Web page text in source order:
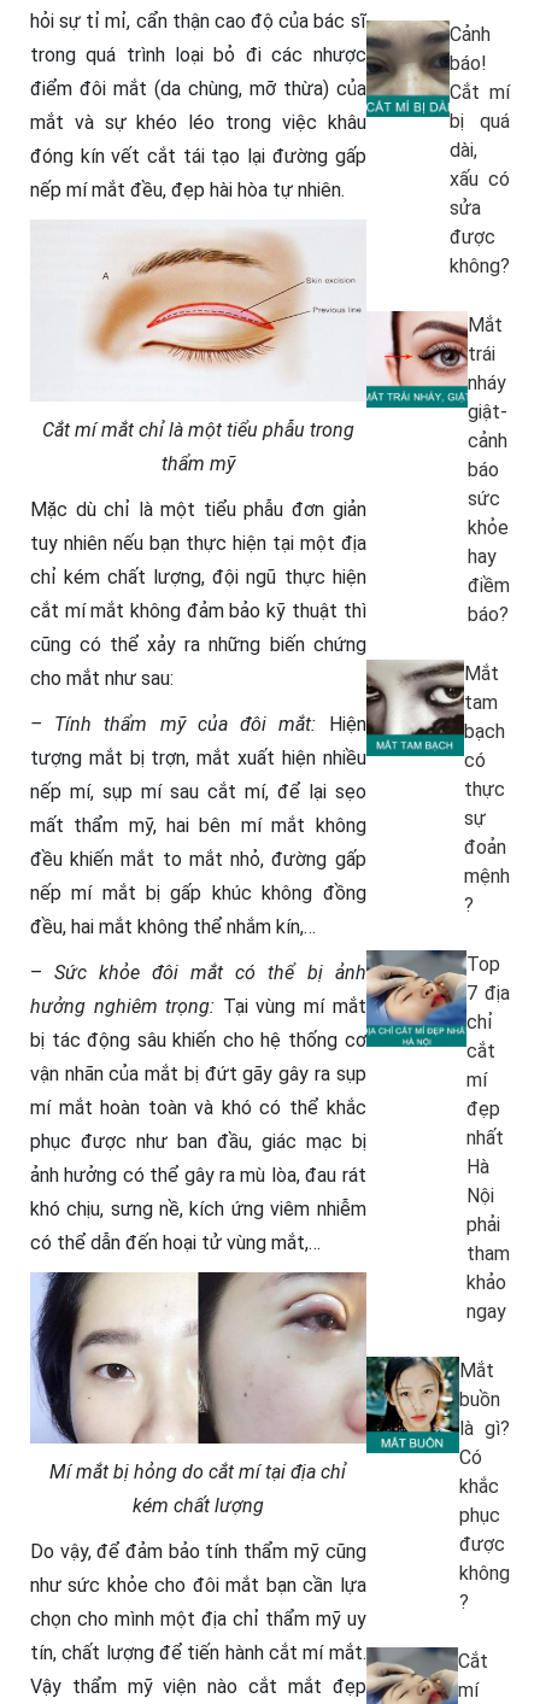
hỏi sự tỉ mỉ, cẩn thận cao độ của bác sĩ
trong quá trình loại bỏ đi các nhược
điểm đôi mắt (da chùng, mỡ thừa) của
mắt và sự khéo léo trong việc khâu
đóng kín vết cắt tái tạo lại đường gấp
nếp mí mắt đều, đẹp hài hòa tự nhiên.
Cắt mí mắt chỉ là một tiểu phẫu trong
thẩm mỹ
Mặc dù chỉ là một tiểu phẫu đơn giản
tuy nhiên nếu bạn thực hiện tại một địa
chỉ kém chất lượng, đội ngũ thực hiện
cắt mí mắt không đảm bảo kỹ thuật thì
cũng có thể xảy ra những biến chứng
cho mắt như sau:
– Tính thẩm mỹ của đôi mắt: Hiện
tượng mắt bị trợn, mắt xuất hiện nhiều
nếp mí, sụp mí sau cắt mí, để lại sẹo
mất thẩm mỹ, hai bên mí mắt không
đều khiến mắt to mắt nhỏ, đường gấp
nếp mí mắt bị gấp khúc không đồng
đều, hai mắt không thể nhắm kín,…
–Sức khỏe đôi mắt có thể bị ảnh
hưởng nghiêm trọng: Tại vùng mí mắt
bị tác động sâu khiến cho hệ thống cơ
vận nhãn của mắt bị đứt gãy gây ra sụp
mí mắt hoàn toàn và khó có thể khắc
phục được như ban đầu, giác mạc bị
ảnh hưởng có thể gây ra mù lòa, đau rát
khó chịu, sưng nề, kích ứng viêm nhiễm
có thể dẫn đến hoại tử vùng mắt,…
Mí mắt bị hỏng do cắt mí tại địa chỉ
kém chất lượng
Do vậy, để đảm bảo tính thẩm mỹ cũng
như sức khỏe cho đôi mắt bạn cần lựa
chọn cho mình một địa chỉ thẩm mỹ uy
tín, chất lượng để tiến hành cắt mí mắt.
Vậy thẩm mỹ viện nào cắt mắt đẹp
Cảnh
báo!
Cắt mí
bị quá
dài,
xấu có
sửa
được
không?
Mắt
trái
nháy
giật-
cảnh
báo
sức
khỏe
hay
điềm
báo?
Mắt
tam
bạch
có
thực
sự
đoản
mệnh
?
Top
7 địa
chỉ
cắt
mí
đẹp
nhất
Hà
Nội
phải
tham
khảo
ngay
Mắt
buồn
là gì?
Có
khắc
phục
được
không
?
Cắt
mí